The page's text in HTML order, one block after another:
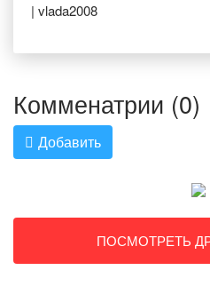
| vlada2008
Комменатрии (0)
Добавить
ПОСМОТРЕТЬ